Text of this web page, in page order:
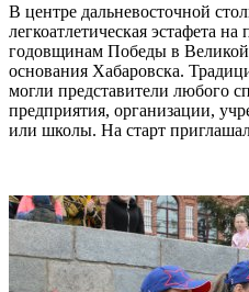
В центре дальневосточной
легкоатлетическая эстафета
годовщинам Победы в
основания Хабаровска.
могли представители любого
предприятия, организации,
или школы. На старт